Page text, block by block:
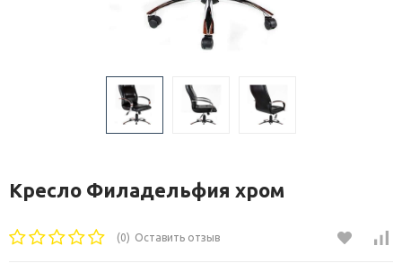
Кресло Филадельфия хром
(0) Оставить отзыв